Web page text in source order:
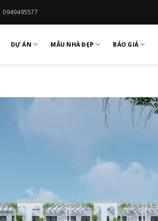
0949495577
DỰ ÁN MẪU NHÀ ĐẸP BÁO GIÁ